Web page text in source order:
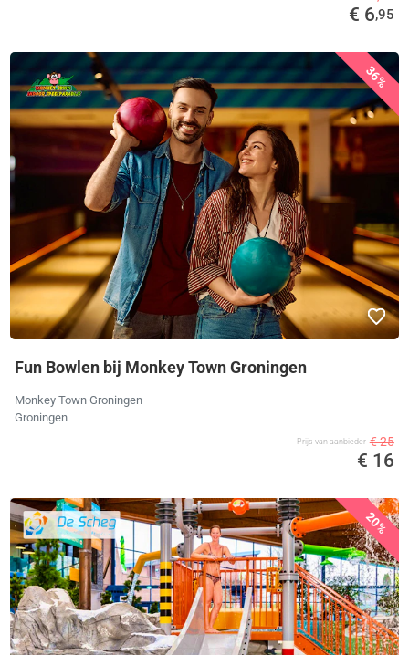
€ 6,95
36%
Fun Bowlen bij Monkey Town Groningen
Monkey Town Groningen
Groningen
Prijs van aanbieder € 25
€ 16
20%